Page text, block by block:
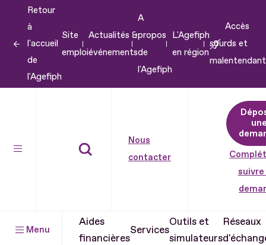
contenu
Retour
à
l'accueil
de
l'Agefiph
Site
emploi
Actualités &
événements
A
propos
de
l'Agefiph
L'Agefiph
en région
Accès
sourds et
Nous
contacter
suivre
Menu
Aides
financières
Services
Outils et
simulateurs
Réseaux